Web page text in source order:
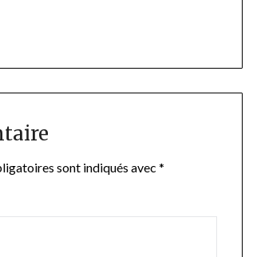
sont indiqués avec *